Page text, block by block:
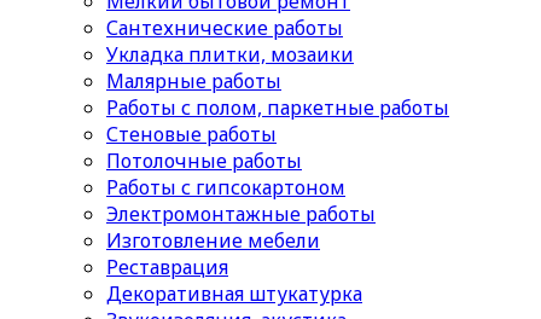
Сантехнические работы
Укладка плитки, мозаики
Малярные работы
Работы с полом, паркетные работы
Стеновые работы
Потолочные работы
Работы с гипсокартоном
Электромонтажные работы
Изготовление мебели
Реставрация
Декоративная штукатурка